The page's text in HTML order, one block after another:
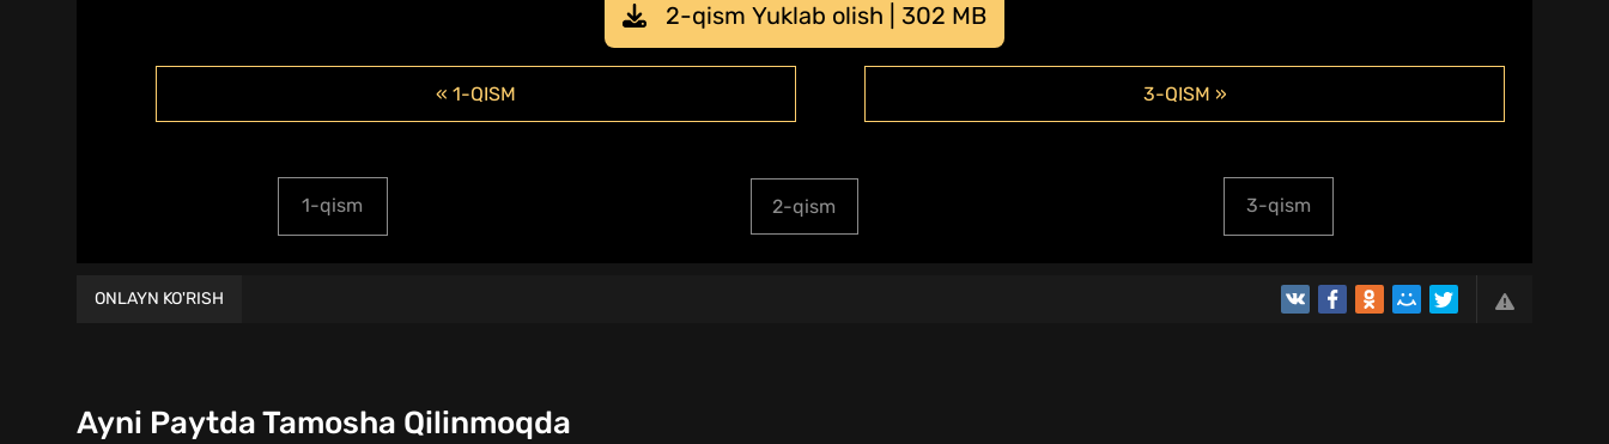
2-qism Yuklab olish | 302 MB
« 1-QISM 3-QISM »
1-qism 2-qism 3-qism
ONLAYN KO'RISH
Ayni Paytda Tamosha Qilinmoqda